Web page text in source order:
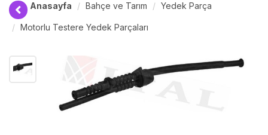
Anasayfa Bahçe ve Tarım Yedek Parça
Motorlu Testere Yedek Parçaları